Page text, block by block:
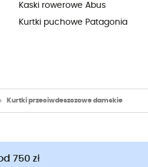
Kaski rowerowe Abus
Kurtki puchowe Patagonia
Kurtki przeciwdeszczowe damskie
750 zł